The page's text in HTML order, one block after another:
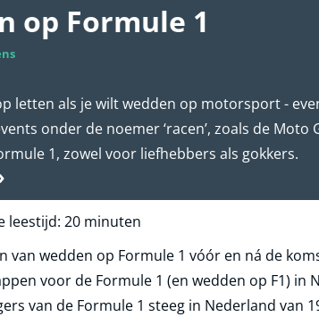
op Formule 1
letten als je wilt wedden op motorsport -
onder de noemer ‘racen’, zoals de
1, zowel voor liefhebbers als gokkers.
leestijd: 20 minuten
van wedden op Formule 1 vóór en ná de
voor de Formule 1 (en wedden op F1)
van de Formule 1 steeg in Nederland van